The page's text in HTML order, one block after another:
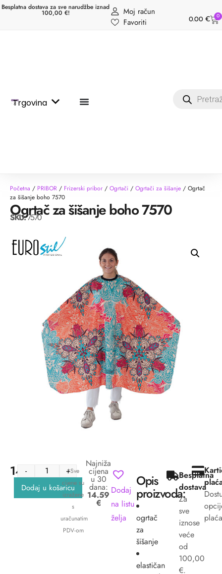
Besplatna dostava za sve narudžbe iznad
100,00 €!
Moj račun
Favoriti
0.00 € 0
Trgovina
Početna / PRIBOR / Frizerski pribor / Ogrtači / Ogrtači za šišanje / Ogrtač
za šišanje boho 7570
Ogrtač za šišanje boho 7570
SKU:7570
14.59 €
-
+
Dodaj u košaricu
*Sve
cijene su
izražene
s
uračunatim
PDV-om
Najniža
cijena
u 30
dana:
14.59
€
Dodaj
na listu
želja
Opis
proizvoda:
ogrtač
za
šišanje
elastičan
Besplatna
dostava
Za
sve
iznose
veće
od
100,00
€.